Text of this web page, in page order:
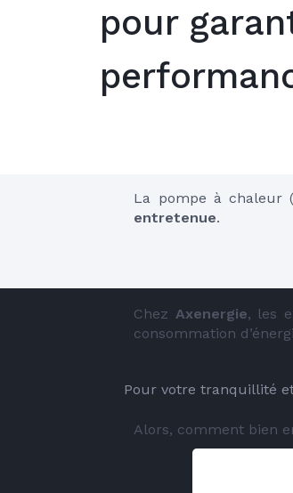
pour
La pompe à chaleur
entretenue.
Chez Axenergie, les
consommation
Alors, comment bien
Pour votre tranquillité